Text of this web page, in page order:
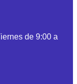
de 9:00 a